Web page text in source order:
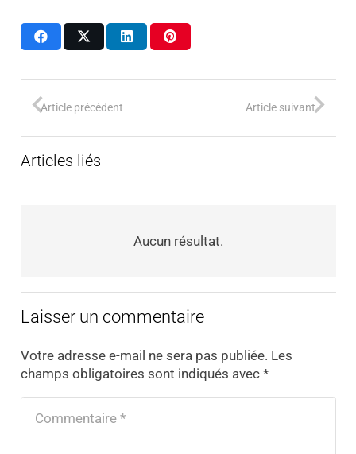
Article précédent Article suivant
Articles liés
Aucun résultat.
Laisser un commentaire
Votre adresse e-mail ne sera pas publiée. Les
champs obligatoires sont indiqués avec *